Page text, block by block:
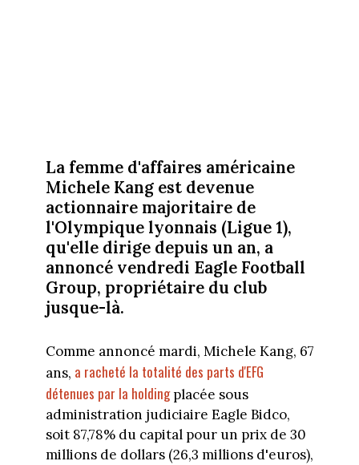
La femme d'affaires américaine
Michele Kang est devenue
actionnaire majoritaire de
l'Olympique lyonnais (Ligue 1),
qu'elle dirige depuis un an, a
annoncé vendredi Eagle Football
Group, propriétaire du club
jusque-là.
Comme annoncé mardi, Michele Kang, 67
ans, a racheté la totalité des parts d'EFG
détenues par la holdingplacée sous
administration judiciaire Eagle Bidco,
soit 87,78% du capital pour un prix de 30
millions de dollars (26,3 millions d'euros),